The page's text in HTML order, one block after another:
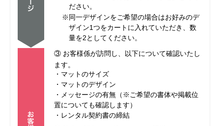
ださい。
※同一デザインをご希望の場合はお好みのデ
ザイン1つをカートに入れていただき、数
量を2としてください。
③ お客様係が訪問し、以下について確認いたし
ます。
・マットのサイズ
・マットのデザイン
・メッセージの有無（※ご希望の書体や掲載位
置についても確認します）
・レンタル契約書の締結